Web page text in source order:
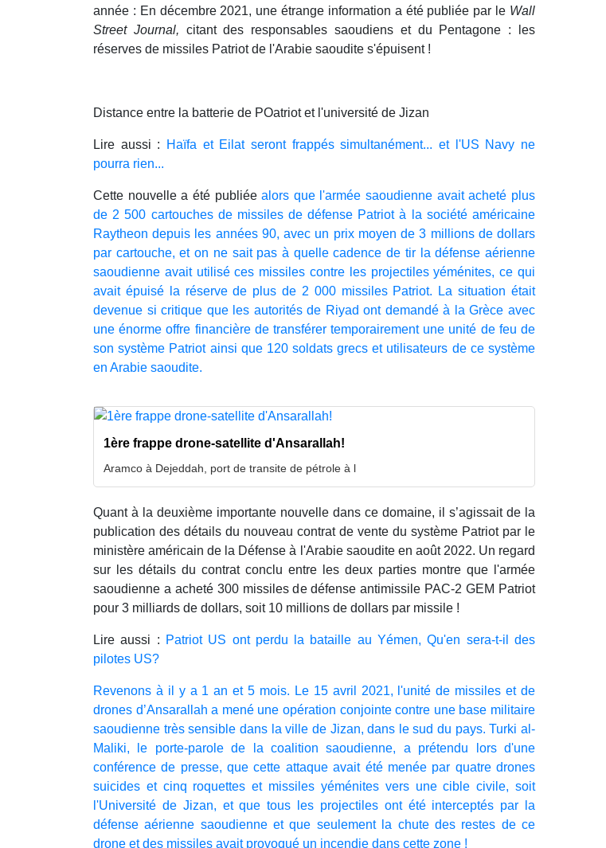
année : En décembre 2021, une étrange information a été publiée par le Wall
Street Journal, citant des responsables saoudiens et du Pentagone : les
réserves de missiles Patriot de l'Arabie saoudite s'épuisent !
Distance entre la batterie de POatriot et l'université de Jizan
Lire aussi :
Haïfa et Eilat seront frappés simultanément... et l'US Navy ne
pourra rien...
Cette nouvelle a été publiéealors que l'armée saoudienne avait acheté plus
de 2 500 cartouches de missiles de défense Patriot à la société américaine
Raytheon depuis les années 90, avec un prix moyen de 3 millions de dollars
par cartouche, et on ne sait pas à quelle cadence de tir la défense aérienne
saoudienne avait utilisé ces missiles contre les projectiles yéménites, ce qui
avait épuisé la réserve de plus de 2 000 missiles Patriot. La situation était
devenue si critique que les autorités de Riyad ont demandé à la Grèce avec
une énorme offre financière de transférer temporairement une unité de feu de
son système Patriot ainsi que 120 soldats grecs et utilisateurs de ce système
en Arabie saoudite.
1ère frappe drone-satellite d'Ansarallah!
Aramco à Dejeddah, port de transite de pétrole à l
Quant à la deuxième importante nouvelle dans ce domaine, il s’agissait de la
publication des détails du nouveau contrat de vente du système Patriot par le
ministère américain de la Défense à l'Arabie saoudite en août 2022. Un regard
sur les détails du contrat conclu entre les deux parties montre que l'armée
saoudienne a acheté 300 missiles de défense antimissile PAC-2 GEM Patriot
pour 3 milliards de dollars, soit 10 millions de dollars par missile !
Lire aussi : Patriot US ont perdu la bataille au Yémen, Qu'en sera-t-il des
pilotes US?
Revenons à il y a 1 an et 5 mois. Le 15 avril 2021, l'unité de missiles et de
drones d’Ansarallah a mené une opération conjointe contre une base militaire
saoudienne très sensible dans la ville de Jizan, dans le sud du pays. Turki al-
Maliki, le porte-parole de la coalition saoudienne, a prétendu lors d'une
conférence de presse, que cette attaque avait été menée par quatre drones
suicides et cinq roquettes et missiles yéménites vers une cible civile, soit
l'Université de Jizan, et que tous les projectiles ont été interceptés par la
défense aérienne saoudienne et que seulement la chute des restes de ce
drone et des missiles avait provoqué un incendie dans cette zone !